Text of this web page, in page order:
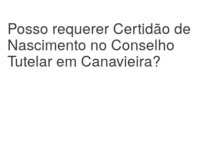
Posso requerer Certidão de
Nascimento no Conselho
Tutelar em Canavieira?